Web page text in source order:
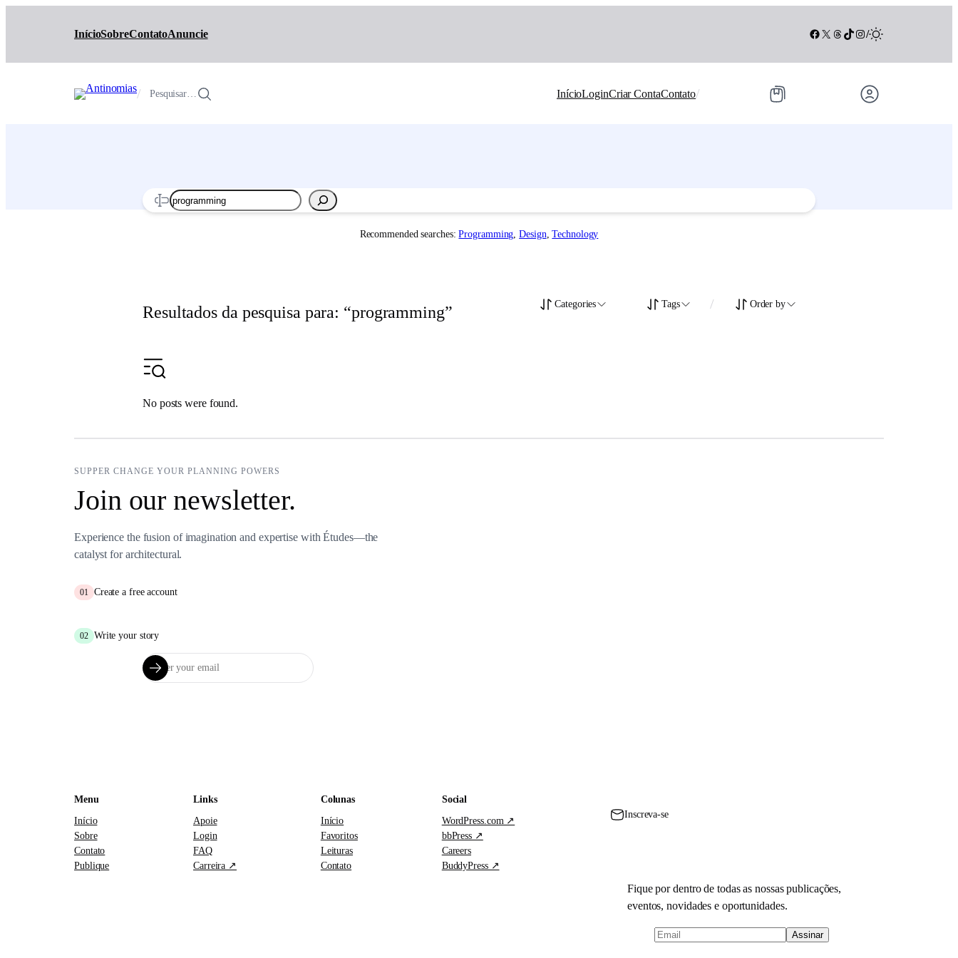
conteúdo
InícioSobreContatoAnuncie Facebook
X Threads
TikTok
Instagram
/
/ Pesquisar… InícioLoginCriar ContaContato/
Search
Recommended searches:Programming,Design,Technology
Resultados da pesquisa para: “programming” Categories Tags / Order by
No posts were found.
SUPPER CHANGE YOUR PLANNING POWERS
Join our newsletter.
Experience the fusion of imagination and expertise with Études—the
catalyst for architectural.
01 Create a free account
02 Write your story
Menu
Início
Sobre
Contato
Publique
Links
Apoie
Login
FAQ
Carreira ↗
Colunas
Início
Favoritos
Leituras
Contato
Social
WordPress.com ↗
bbPress ↗
Careers
BuddyPress ↗
Inscreva-se
Fique por dentro de todas as nossas publicações,
eventos, novidades e oportunidades.